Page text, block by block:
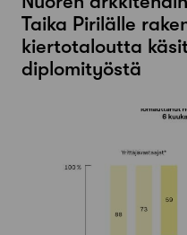
Taika Pirilälle
kiertotaloutta
diplomityöstä